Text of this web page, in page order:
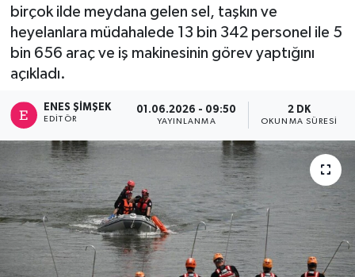
birçok ilde meydana gelen sel, taşkın ve
heyelanlara müdahalede 13 bin 342 personel ile 5
bin 656 araç ve iş makinesinin görev yaptığını
açıkladı.
ENES ŞIMŞEK
EDITÖR
01.06.2026 - 09:50
YAYINLANMA
2 DK
OKUNMA SÜRESI